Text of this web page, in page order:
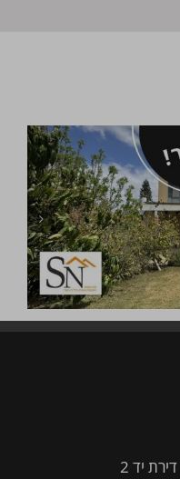
דירה חדשה מקבלן או דירת יד 2